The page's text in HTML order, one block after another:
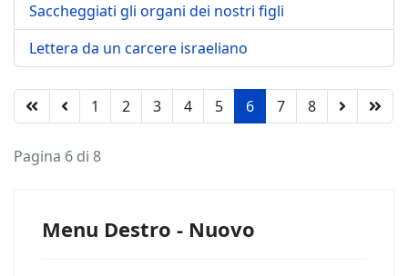
Saccheggiati gli organi dei nostri figli
Lettera da un carcere israeliano
1 2 3 4 5 6 7 8
Pagina 6 di 8
Menu Destro - Nuovo